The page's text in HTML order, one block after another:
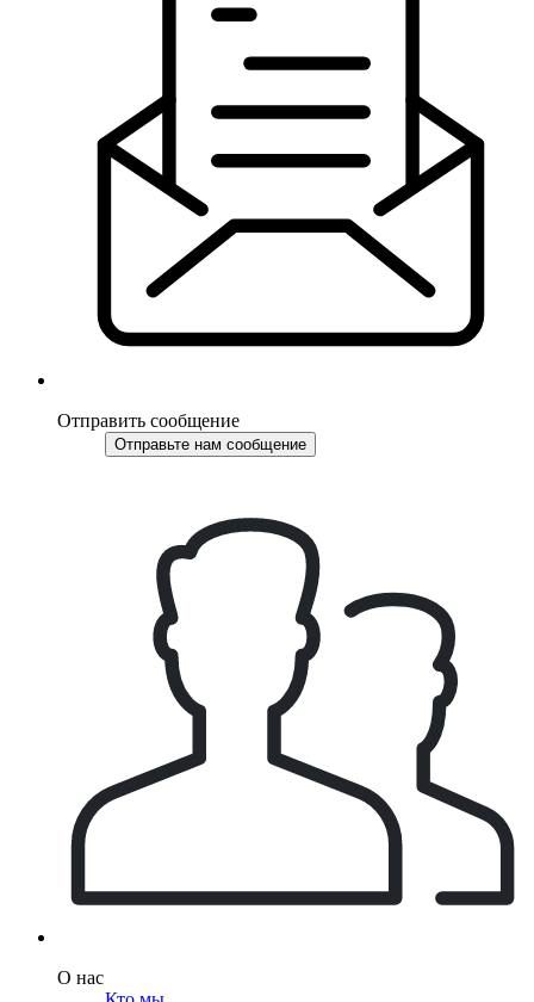
Отправить сообщение
Отправьте нам сообщение
О нас